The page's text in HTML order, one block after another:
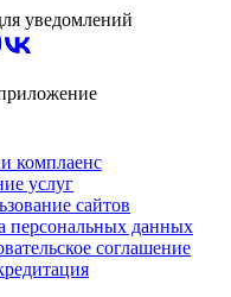
уведомлений
комплаенс
услуг
сайтов
персональных данных
соглашение